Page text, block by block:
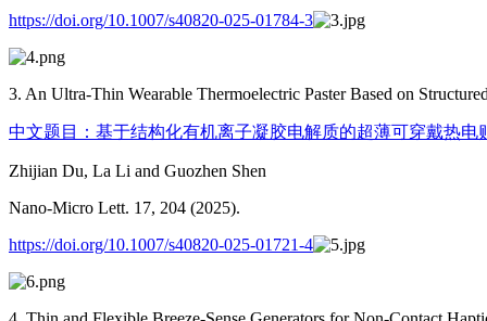
https://doi.org/10.1007/s40820-025-01784-3
3. An Ultra-Thin Wearable Thermoelectric Paster Based on
中文题目：基于结构化有机离子凝胶电解质的超薄可穿戴热电
Zhijian Du, La Li and Guozhen Shen
Nano-Micro Lett. 17, 204 (2025).
https://doi.org/10.1007/s40820-025-01721-4